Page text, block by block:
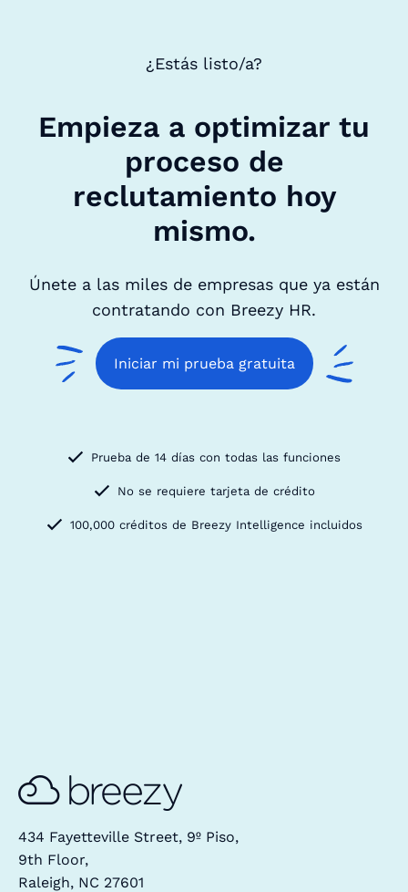
¿Estás listo/a?
Empieza a optimizar tu
proceso de
reclutamiento hoy
mismo.
Únete a las miles de empresas que ya están
contratando con Breezy HR.
Iniciar mi prueba gratuita
Prueba de 14 días con todas las funciones
No se requiere tarjeta de crédito
100,000 créditos de Breezy Intelligence incluidos
434 Fayetteville Street, 9º Piso,
9th Floor,
Raleigh, NC 27601